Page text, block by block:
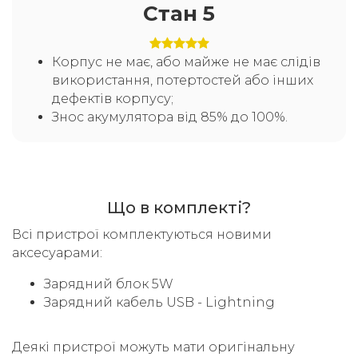
Стан 5
Корпус не має, або майже не має слідів
використання, потертостей або інших
дефектів корпусу;
Знос акумулятора від 85% до 100%.
Що в комплекті?
Всі пристрої комплектуються новими
аксесуарами:
Зарядний блок 5W
Зарядний кабель USB - Lightning
Деякі пристрої можуть мати оригінальну